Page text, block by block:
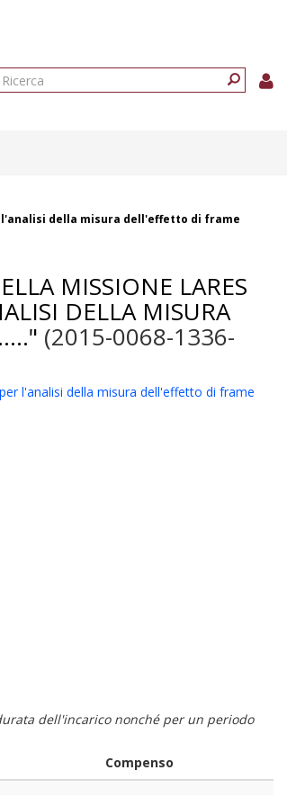
Form
l'analisi della misura dell'effetto di frame
MISSIONE LARES
DELLA MISURA
(2015-0068-1336-
l'analisi della misura dell'effetto di frame
dell'incarico nonché per un periodo
Compenso